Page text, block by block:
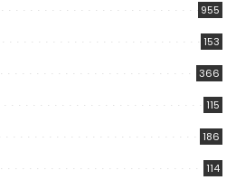
955
153
366
115
186
114